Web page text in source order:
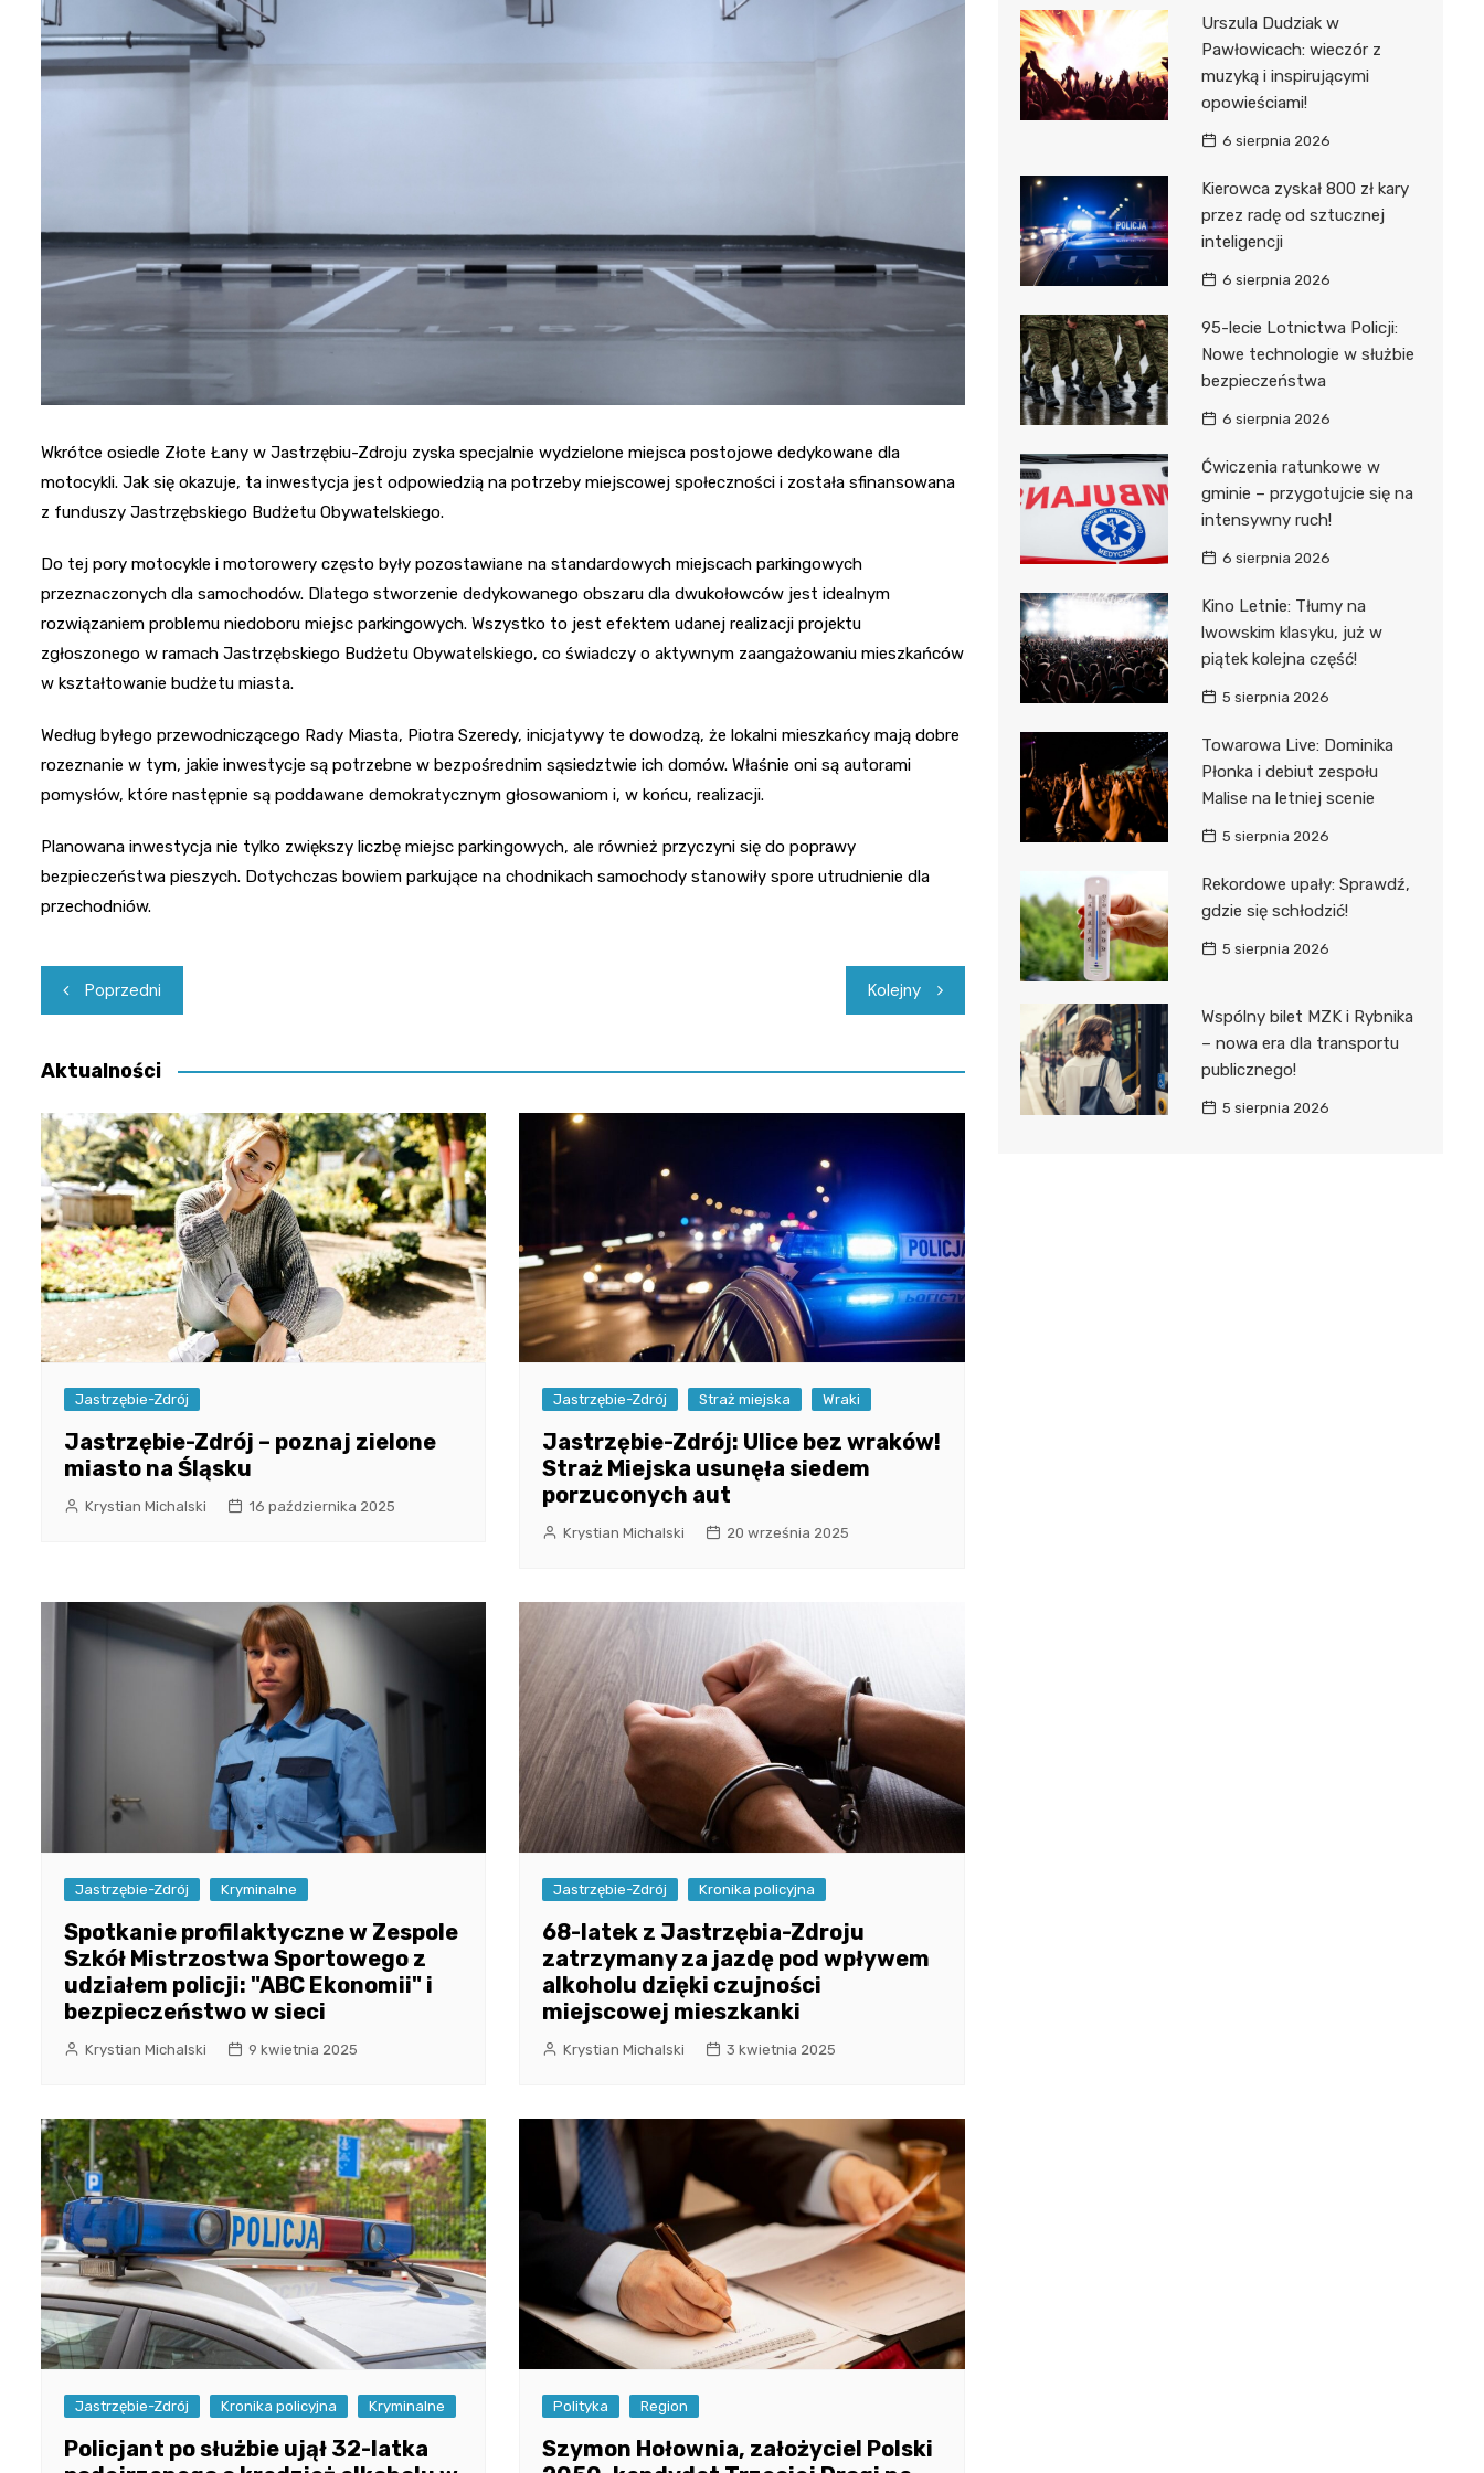
Bożej i św. Katarzyny
Wkrótce osiedle Złote Łany w Jastrzębiu-Zdroju zyska specjalnie wydzielone miejsca postojowe dedykowane dla
motocykli. Jak się okazuje, ta inwestycja jest odpowiedzią na potrzeby miejscowej społeczności i została sfinansowana
z funduszy Jastrzębskiego Budżetu Obywatelskiego.
Do tej pory motocykle i motorowery często były pozostawiane na standardowych miejscach parkingowych
przeznaczonych dla samochodów. Dlatego stworzenie dedykowanego obszaru dla dwukołowców jest idealnym
rozwiązaniem problemu niedoboru miejsc parkingowych. Wszystko to jest efektem udanej realizacji projektu
zgłoszonego w ramach Jastrzębskiego Budżetu Obywatelskiego, co świadczy o aktywnym zaangażowaniu mieszkańców
w kształtowanie budżetu miasta.
Według byłego przewodniczącego Rady Miasta, Piotra Szeredy, inicjatywy te dowodzą, że lokalni mieszkańcy mają dobre
rozeznanie w tym, jakie inwestycje są potrzebne w bezpośrednim sąsiedztwie ich domów. Właśnie oni są autorami
pomysłów, które następnie są poddawane demokratycznym głosowaniom i, w końcu, realizacji.
Planowana inwestycja nie tylko zwiększy liczbę miejsc parkingowych, ale również przyczyni się do poprawy
bezpieczeństwa pieszych. Dotychczas bowiem parkujące na chodnikach samochody stanowiły spore utrudnienie dla
przechodniów.
Nawigacja
wpisu
Poprzedni Kolejny
Aktualności
Jastrzębie-Zdrój
Jastrzębie-Zdrój – poznaj zielone
miasto na Śląsku
Krystian Michalski 16 października 2025
Jastrzębie-Zdrój Straż miejska Wraki
Jastrzębie-Zdrój: Ulice bez wraków!
Straż Miejska usunęła siedem
porzuconych aut
Krystian Michalski 20 września 2025
Jastrzębie-Zdrój Kryminalne
Spotkanie profilaktyczne w Zespole
Szkół Mistrzostwa Sportowego z
udziałem policji: "ABC Ekonomii" i
bezpieczeństwo w sieci
Krystian Michalski 9 kwietnia 2025
Jastrzębie-Zdrój Kronika policyjna
68-latek z Jastrzębia-Zdroju
zatrzymany za jazdę pod wpływem
alkoholu dzięki czujności
miejscowej mieszkanki
Krystian Michalski 3 kwietnia 2025
Jastrzębie-Zdrój Kronika policyjna Kryminalne
Policjant po służbie ujął 32-latka
Polityka Region
Szymon Hołownia, założyciel Polski
Urszula Dudziak w
Pawłowicach: wieczór z
muzyką i inspirującymi
opowieściami!
6 sierpnia 2026
Kierowca zyskał 800 zł kary
przez radę od sztucznej
inteligencji
6 sierpnia 2026
95-lecie Lotnictwa Policji:
Nowe technologie w służbie
bezpieczeństwa
6 sierpnia 2026
Ćwiczenia ratunkowe w
gminie – przygotujcie się na
intensywny ruch!
6 sierpnia 2026
Kino Letnie: Tłumy na
lwowskim klasyku, już w
piątek kolejna część!
5 sierpnia 2026
Towarowa Live: Dominika
Płonka i debiut zespołu
Malise na letniej scenie
5 sierpnia 2026
Rekordowe upały: Sprawdź,
gdzie się schłodzić!
5 sierpnia 2026
Wspólny bilet MZK i Rybnika
– nowa era dla transportu
publicznego!
5 sierpnia 2026